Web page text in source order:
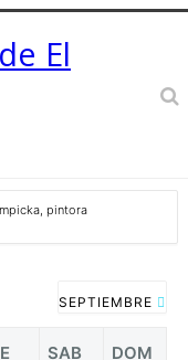
pintora
SEPTIEMBRE
SAB DOM